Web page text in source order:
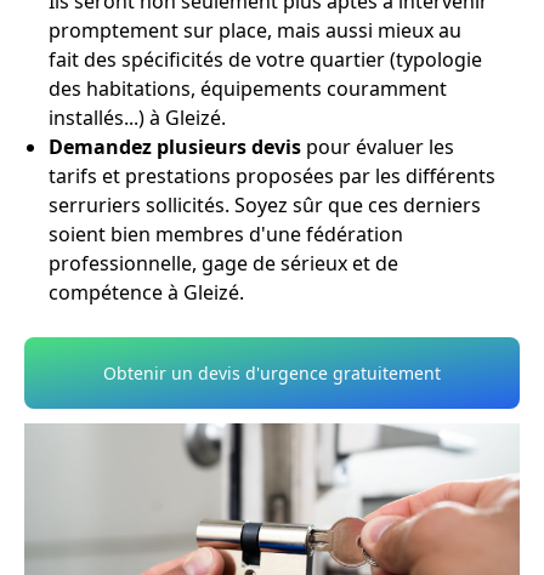
promptement sur place, mais aussi mieux au
fait des spécificités de votre quartier (typologie
des habitations, équipements couramment
installés...) à Gleizé.
Demandez plusieurs devis pour évaluer les
tarifs et prestations proposées par les différents
serruriers sollicités. Soyez sûr que ces derniers
soient bien membres d'une fédération
professionnelle, gage de sérieux et de
compétence à Gleizé.
Obtenir un devis d'urgence gratuitement